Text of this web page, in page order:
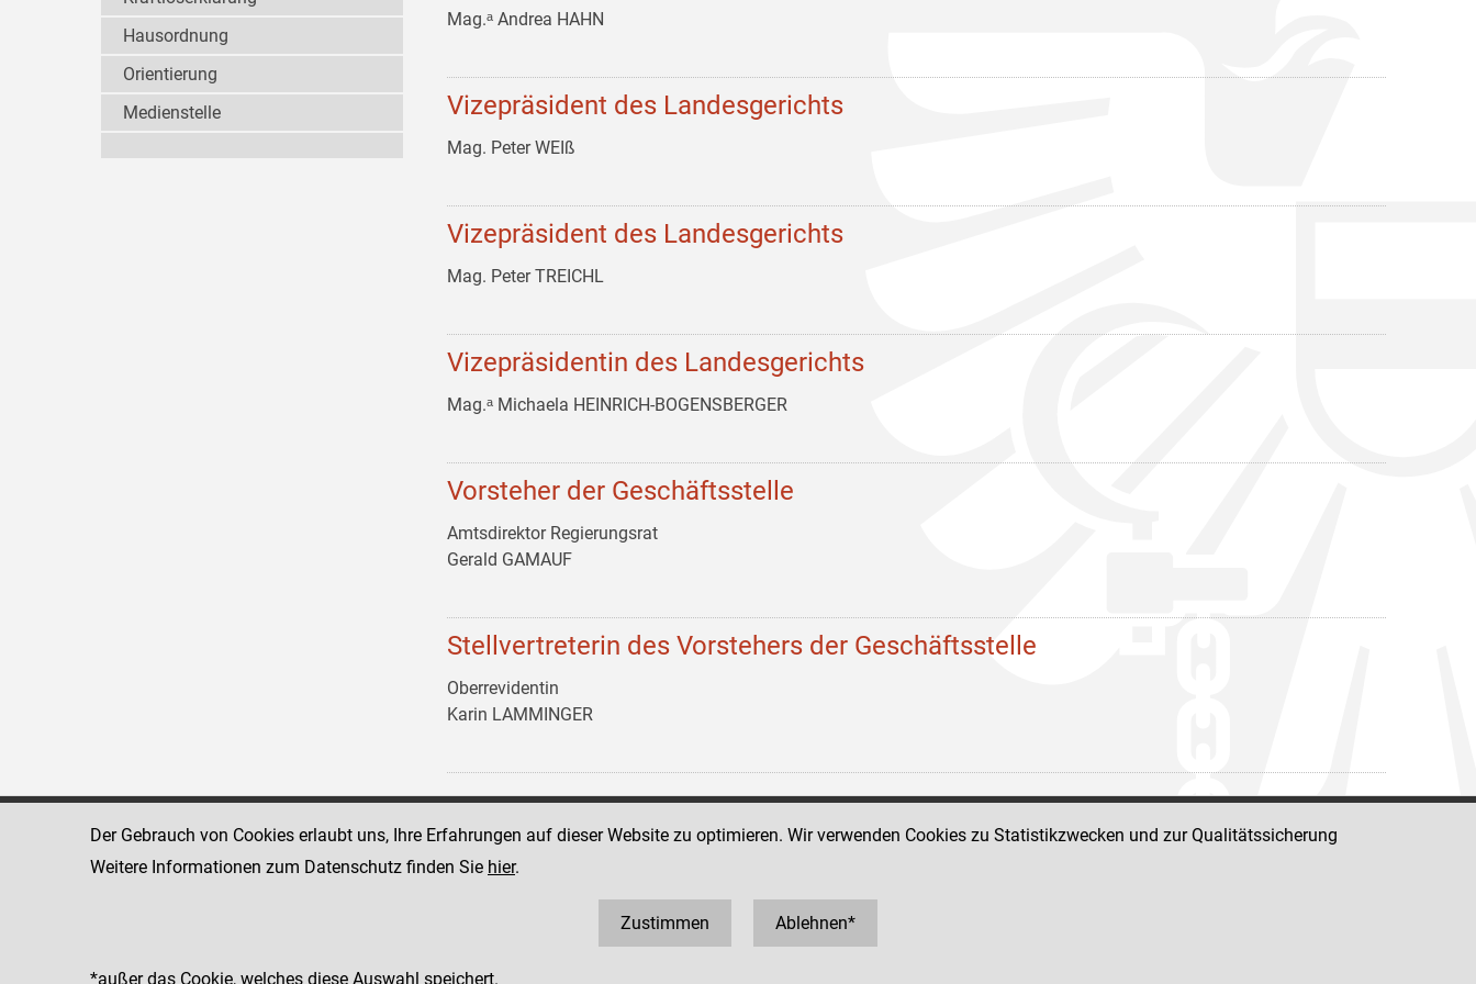
Mag.ᵃ Andrea HAHN
Vizepräsident des Landesgerichts
Mag. Peter WEIß
Vizepräsident des Landesgerichts
Mag. Peter TREICHL
Vizepräsidentin des Landesgerichts
Mag.ᵃ Michaela HEINRICH-BOGENSBERGER
Vorsteher der Geschäftsstelle
Amtsdirektor Regierungsrat
Gerald GAMAUF
Stellvertreterin des Vorstehers der Geschäftsstelle
Oberrevidentin
Karin LAMMINGER
Hausordnung
Orientierung
Medienstelle
Landesgericht für
Zivilrechtssachen Wien
1011 Wien
Schmerlingplatz 11
Social Media Kanäle
Der Gebrauch von Cookies erlaubt uns, Ihre Erfahrungen auf dieser Website zu optimieren. Wir verwenden Cookies zu Statistikzwecken und zur Qualitätssicherung
Weitere Informationen zum Datenschutz finden Sie hier.
Zustimmen Ablehnen*
*außer das Cookie, welches diese Auswahl speichert.